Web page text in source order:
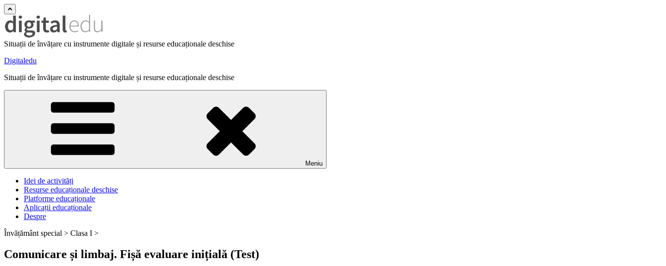
Situații de învățare cu instrumente digitale și resurse educaționale deschise
Digitaledu
Situații de învățare cu instrumente digitale și resurse educaționale deschise
Meniu
Idei de activități
Resurse educaționale deschise
Platforme educaționale
Aplicații educaționale
Despre
Învățământ special > Clasa I >
Comunicare și limbaj. Fișă evaluare inițială (Test)